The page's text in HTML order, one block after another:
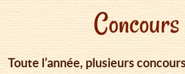
Concours
Toute l’année, plusieurs